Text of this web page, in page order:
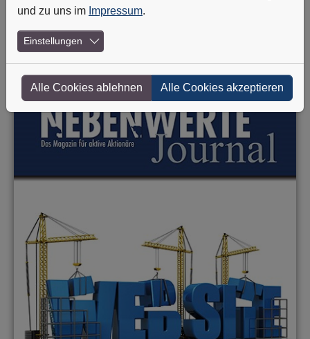
Nr. 11 - November 2024
Digitalisierung made in Germany
und zu uns im Impressum.
Einstellungen
Alle Cookies ablehnen Alle Cookies akzeptieren